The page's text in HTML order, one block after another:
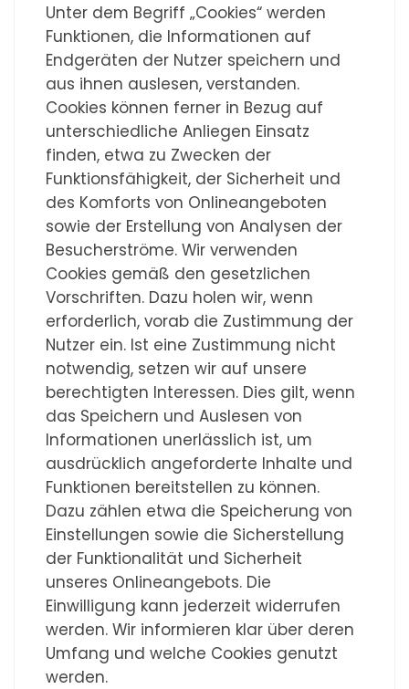
Unter dem Begriff „Cookies“ werden
Funktionen, die Informationen auf
Endgeräten der Nutzer speichern und
aus ihnen auslesen, verstanden.
Cookies können ferner in Bezug auf
unterschiedliche Anliegen Einsatz
finden, etwa zu Zwecken der
Funktionsfähigkeit, der Sicherheit und
des Komforts von Onlineangeboten
sowie der Erstellung von Analysen der
Besucherströme. Wir verwenden
Cookies gemäß den gesetzlichen
Vorschriften. Dazu holen wir, wenn
erforderlich, vorab die Zustimmung der
Nutzer ein. Ist eine Zustimmung nicht
notwendig, setzen wir auf unsere
berechtigten Interessen. Dies gilt, wenn
das Speichern und Auslesen von
Informationen unerlässlich ist, um
ausdrücklich angeforderte Inhalte und
Funktionen bereitstellen zu können.
Dazu zählen etwa die Speicherung von
Einstellungen sowie die Sicherstellung
der Funktionalität und Sicherheit
unseres Onlineangebots. Die
Einwilligung kann jederzeit widerrufen
werden. Wir informieren klar über deren
Umfang und welche Cookies genutzt
werden.